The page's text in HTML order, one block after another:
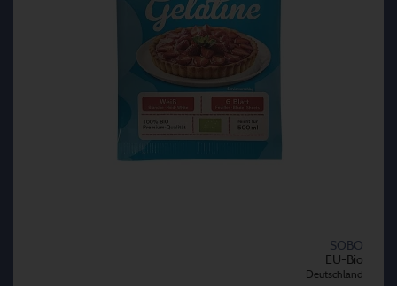
SOBO
EU-Bio
Deutschland